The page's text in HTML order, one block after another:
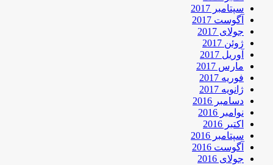
سپتامبر 2017
آگوست 2017
جولای 2017
ژوئن 2017
آوریل 2017
مارس 2017
فوریه 2017
ژانویه 2017
دسامبر 2016
نوامبر 2016
اکتبر 2016
سپتامبر 2016
آگوست 2016
جولای 2016